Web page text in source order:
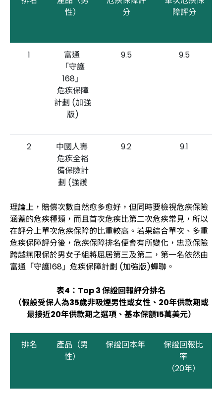
性）
分
障評分
1
富通
「守護
168」
危疾保障
計劃 (加強
版)
9.5 9.5
2
中國人壽
危疾全裕
備保險計
劃 (強護
9.2 9.1
3
忠意保險
跨越無限
保
9.2 8.9
註：有關產品資料更新截至2022年4月4日。
理論上，賠償次數自然愈多愈好，但同時要檢視危疾保險
涵蓋的危疾種類，而且首次危疾比第二次危疾常見，所以
在評分上單次危疾保障的比重較高。若果綜合單次、多重
危疾保障評分後，危疾保障排名便會有所變化，忠意保險
跨越無限保於男女子組將屈居第三及第二，第一名依然由
富通「守護168」危疾保障計劃 (加強版)蟬聯。
表4：Top 3 保證回報評分排名
（假設受保人為35歲非吸煙男性或女性、20年供款期或
最接近20年供款期之選項、基本保額15萬美元）
排名
產品（男
性）
保證回本年
保證回報比
率
（20年）